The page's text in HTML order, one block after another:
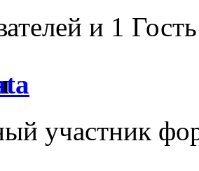
и 1
участник